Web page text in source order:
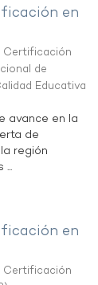
en
Certificación
de
Educativa
avance en la
de
región
en
Certificación